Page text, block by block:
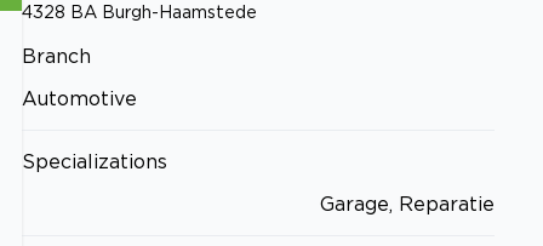
4328 BA Burgh-Haamstede
Branch
Automotive
Specializations
Garage, Reparatie